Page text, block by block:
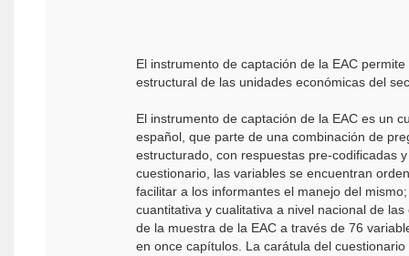
El instrumento de captación de la EAC
estructural de las unidades económicas del
El instrumento de captación de la EAC es un
español, que parte de una combinación de
estructurado, con respuestas pre-codificadas
cuestionario, las variables se encuentran
facilitar a los informantes el manejo del
cuantitativa y cualitativa a nivel nacional de
de la muestra de la EAC a través de 76
en once capítulos. La carátula del